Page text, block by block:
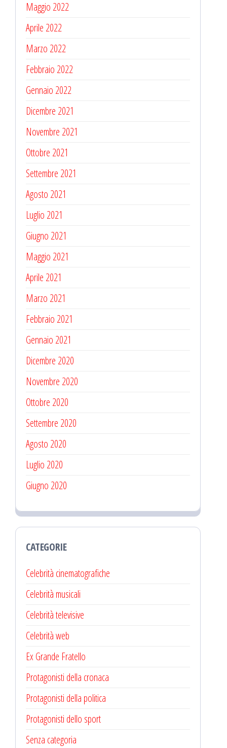
Maggio 2022
Aprile 2022
Marzo 2022
Febbraio 2022
Gennaio 2022
Dicembre 2021
Novembre 2021
Ottobre 2021
Settembre 2021
Agosto 2021
Luglio 2021
Giugno 2021
Maggio 2021
Aprile 2021
Marzo 2021
Febbraio 2021
Gennaio 2021
Dicembre 2020
Novembre 2020
Ottobre 2020
Settembre 2020
Agosto 2020
Luglio 2020
Giugno 2020
CATEGORIE
Celebrità cinematografiche
Celebrità musicali
Celebrità televisive
Celebrità web
Ex Grande Fratello
Protagonisti della cronaca
Protagonisti della politica
Protagonisti dello sport
Senza categoria